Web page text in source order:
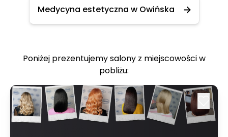
Medycyna estetyczna w Owińska
Poniżej prezentujemy salony z miejscowości w
pobliżu: